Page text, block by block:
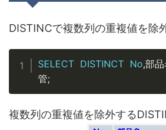
DISTINCで複数列の重複値を除
SELECT DISTINCT No,部
管;
複数列の重複値を除外する